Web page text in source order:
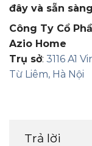
đây và sẵn
Công Ty Cổ
Azio Home
Trụ sở: 3116 A1
Từ Liêm, Hà Nội
Trả lời